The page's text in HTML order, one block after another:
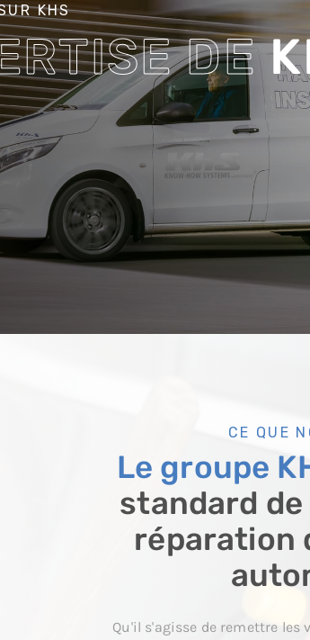
KHS
DE
CE QUE
Le groupe
standard
réparation
Qu'il s'agisse de remettre